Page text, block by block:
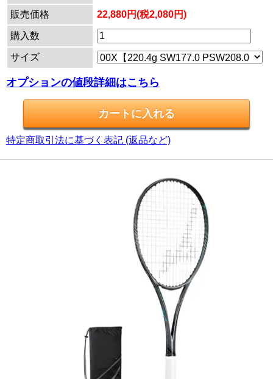
販売価格
22,880円(税2,080円)
購入数
サイズ
オプションの値段詳細はこちら
特定商取引法に基づく表記 (返品など)